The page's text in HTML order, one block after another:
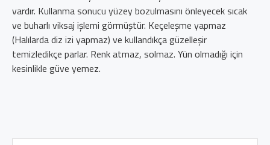
vardır. Kullanma sonucu yüzey bozulmasını önleyecek sıcak
ve buharlı viksaj işlemi görmüştür. Keçeleşme yapmaz
(Halılarda diz izi yapmaz) ve kullandıkça güzelleşir
temizledikçe parlar. Renk atmaz, solmaz. Yün olmadığı için
kesinlikle güve yemez.